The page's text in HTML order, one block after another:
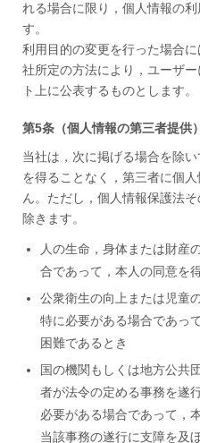
れる場合に限り，個人情報の
す。
利用目的の変更を行った場合
社所定の方法により，ユーザ
ト上に公表するものとします。
第5条（個人情報の第三者提供）
当社は，次に掲げる場合を除
を得ることなく，第三者に個
ん。ただし，個人情報保護法
除きます。
人の生命，身体または財産
合であって，本人の同意を
公衆衛生の向上または児童
特に必要がある場合であっ
困難であるとき
国の機関もしくは地方公共
者が法令の定める事務を遂
必要がある場合であって，
当該事務の遂行に支障を及